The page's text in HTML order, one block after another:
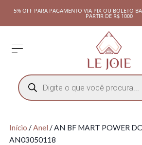
5% OFF PARA PAGAMENTO VIA PIX OU BOLETO
PARTIR DE R$ 1000
Início /Anel / AN BF MART POWER
AN03050118